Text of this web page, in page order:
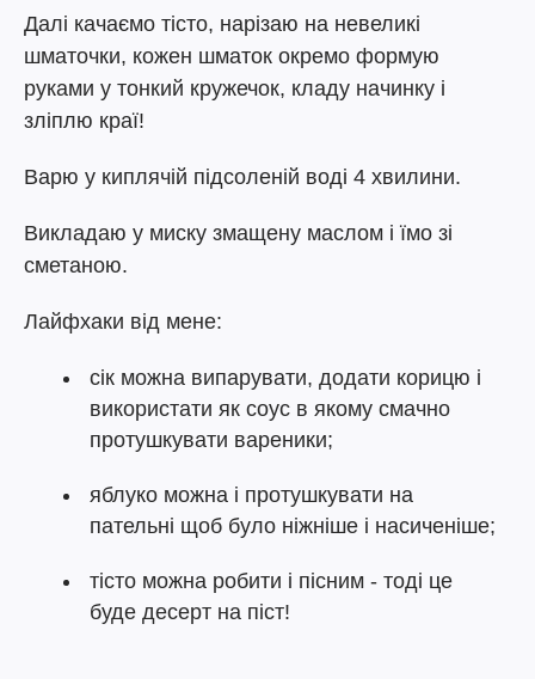
Далі качаємо тісто, нарізаю на невеликі
шматочки, кожен шматок окремо формую
руками у тонкий кружечок, кладу начинку і
зліплю краї!
Варю у киплячій підсоленій воді 4 хвилини.
Викладаю у миску змащену маслом і їмо зі
сметаною.
Лайфхаки від мене:
сік можна випарувати, додати корицю і
використати як соус в якому смачно
протушкувати вареники;
яблуко можна і протушкувати на
пательні щоб було ніжніше і насиченіше;
тісто можна робити і пісним - тоді це
буде десерт на піст!